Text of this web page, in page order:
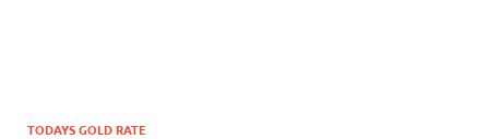
TODAYS GOLD RATE